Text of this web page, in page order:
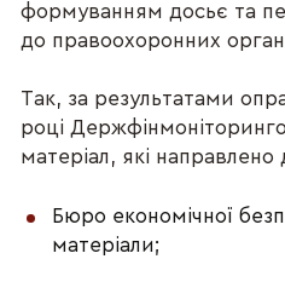
формуванням досьє та
до правоохоронних
Так, за результатами
році
матеріал, які направлено
Бюро економічної
матеріали;